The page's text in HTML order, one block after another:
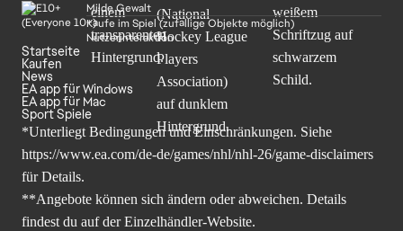
Milde Gewalt
Käufe im Spiel (zufällige Objekte möglich)
Nutzerinteraktion
Startseite
Kaufen
News
EA app für Windows
EA app für Mac
Sport Spiele
*Unterliegt Bedingungen und Einschränkungen. Siehe
https://www.ea.com/de-de/games/nhl/nhl-26/game-disclaimers
für Details.
**Angebote können sich ändern oder abweichen. Details
findest du auf der Einzelhändler-Website.